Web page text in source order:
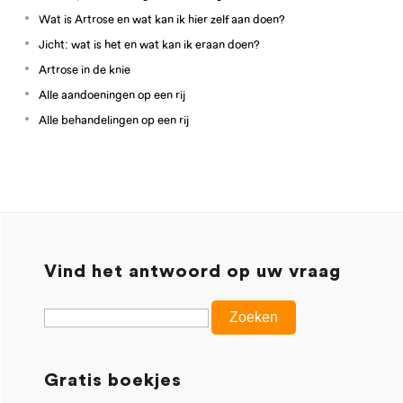
Wat is Artrose en wat kan ik hier zelf aan doen?
Jicht: wat is het en wat kan ik eraan doen?
Artrose in de knie
Alle aandoeningen op een rij
Alle behandelingen op een rij
Vind het antwoord op uw vraag
Gratis boekjes